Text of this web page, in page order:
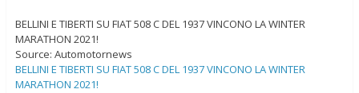
BELLINI E TIBERTI SU FIAT 508 C DEL 1937 VINCONO LA WINTER
MARATHON 2021!
Source: Automotornews
BELLINI E TIBERTI SU FIAT 508 C DEL 1937 VINCONO LA WINTER
MARATHON 2021!